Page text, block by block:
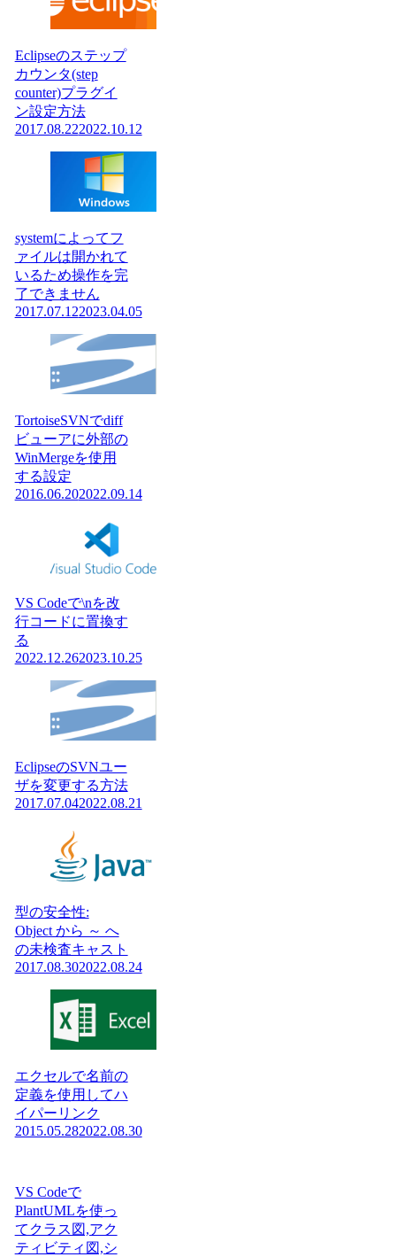
Eclipseのステップ
カウンタ(step
counter)プラグイ
ン設定方法
2017.08.222022.10.12
systemによってフ
ァイルは開かれて
いるため操作を完
了できません
2017.07.122023.04.05
TortoiseSVNでdiff
ビューアに外部の
WinMergeを使用
する設定
2016.06.202022.09.14
VS Codeで\nを改
行コードに置換す
る
2022.12.262023.10.25
EclipseのSVNユー
ザを変更する方法
2017.07.042022.08.21
型の安全性:
Object から ～ へ
の未検査キャスト
2017.08.302022.08.24
エクセルで名前の
定義を使用してハ
イパーリンク
2015.05.282022.08.30
VS Codeで
PlantUMLを使っ
てクラス図,アク
ティビティ図,シ